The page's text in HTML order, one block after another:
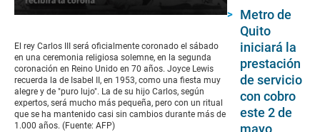
of
6
minutes,
9
seconds
El rey Carlos III será oficialmente coronado el sábado
en una ceremonia religiosa solemne, en la segunda
coronación en Reino Unido en 70 años. Joyce Lewis
recuerda la de Isabel II, en 1953, como una fiesta muy
alegre y de "puro lujo". La de su hijo Carlos, según
expertos, será mucho más pequeña, pero con un ritual
que se ha mantenido casi sin cambios durante más de
1.000 años. (Fuente: AFP)
Metro de
Quito
iniciará la
prestación
de servicio
con cobro
este 2 de
mayo